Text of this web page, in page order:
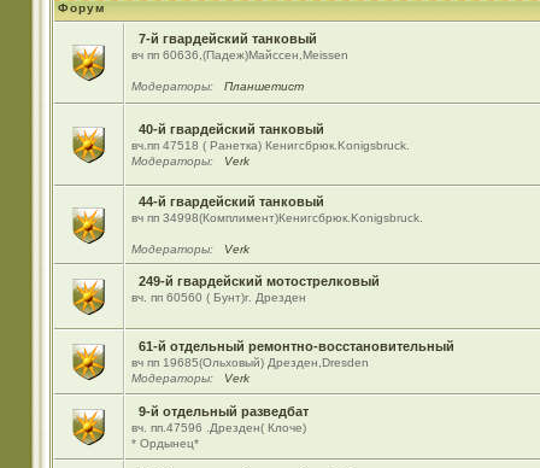
Форум
7-й гвардейский танковый
вч пп 60636,(Падеж)Майсcен,Meissen
Модераторы: Планшетист
40-й гвардейский танковый
вч.пп 47518 ( Ранетка) Кенигсбрюк.Konigsbruck.
Модераторы:
Verk
44-й гвардейский танковый
вч пп 34998(Комплимент)Кенигсбрюк.Konigsbruck.
Модераторы: Verk
249-й гвардейский мотострелковый
вч. пп 60560 ( Бунт)г. Дрезден
61-й отдельный ремонтно-восстановительный
вч пп 19685(Ольховый) Дрезден,Dresden
Модераторы:
Verk
9-й отдельный разведбат
вч. пп.47596 .Дрезден( Клоче)
* Ордынец*